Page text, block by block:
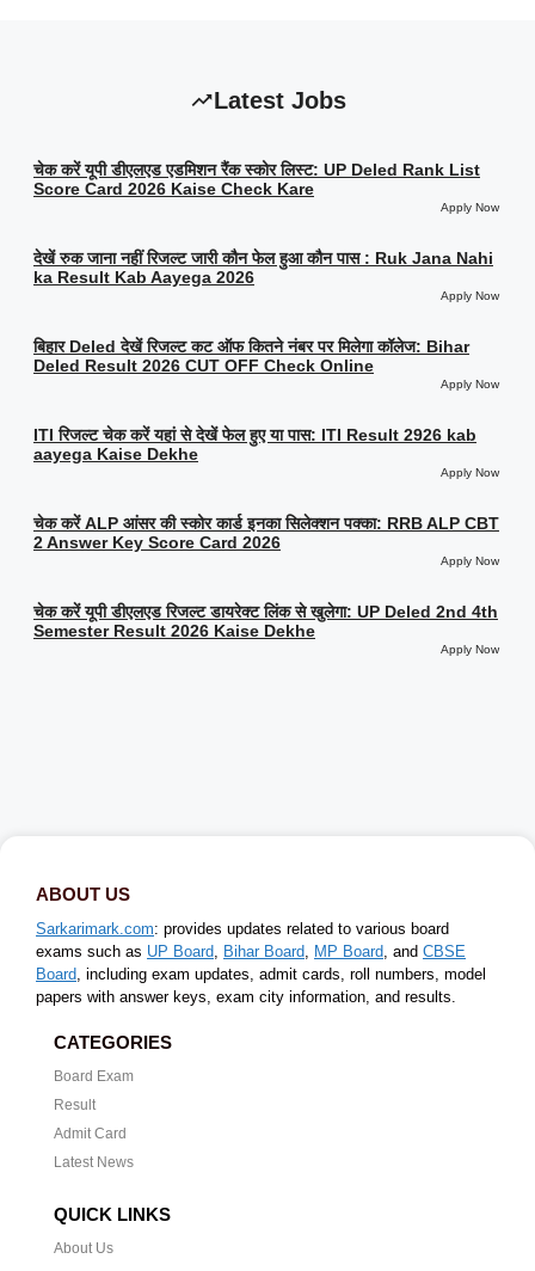
Latest Jobs
चेक करें यूपी डीएलएड एडमिशन रैंक स्कोर लिस्ट: UP Deled Rank List
Score Card 2026 Kaise Check Kare
Apply Now
देखें रुक जाना नहीं रिजल्ट जारी कौन फेल हुआ कौन पास : Ruk Jana Nahi
ka Result Kab Aayega 2026
Apply Now
बिहार Deled देखें रिजल्ट कट ऑफ कितने नंबर पर मिलेगा कॉलेज: Bihar
Deled Result 2026 CUT OFF Check Online
Apply Now
ITI रिजल्ट चेक करें यहां से देखें फेल हुए या पास: ITI Result 2926 kab
aayega Kaise Dekhe
Apply Now
चेक करें ALP आंसर की स्कोर कार्ड इनका सिलेक्शन पक्का: RRB ALP CBT
2 Answer Key Score Card 2026
Apply Now
चेक करें यूपी डीएलएड रिजल्ट डायरेक्ट लिंक से खुलेगा: UP Deled 2nd 4th
Semester Result 2026 Kaise Dekhe
Apply Now
ABOUT US
Sarkarimark.com: provides updates related to various board
exams such as UP Board Bihar Board MP Board , and CBSE
Board , including exam updates, admit cards, roll numbers, model
papers with answer keys, exam city information, and results.
CATEGORIES
Board Exam
Result
Admit Card
Latest News
QUICK LINKS
About Us